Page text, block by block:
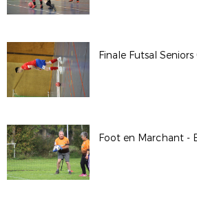
Finale Futsal Seniors
Foot en Marchant -